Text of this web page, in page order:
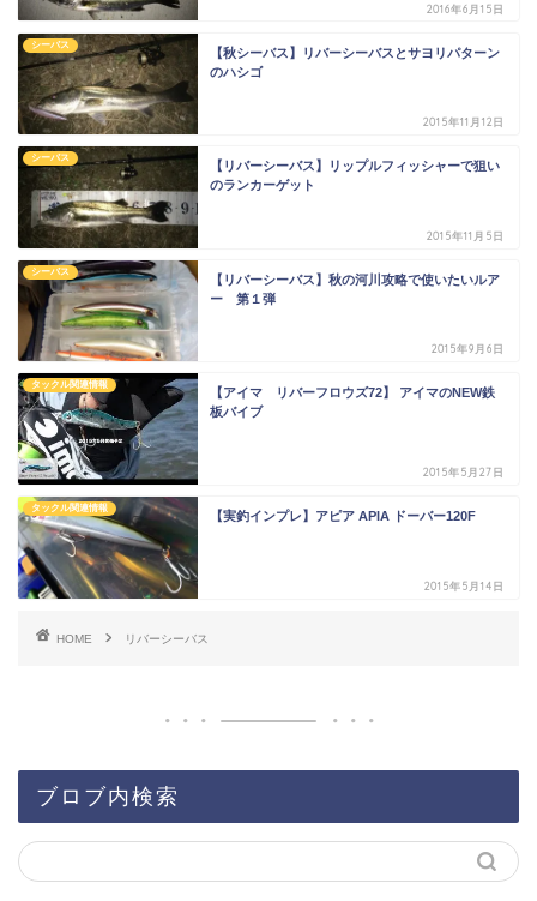
2016年6月15日
シーバス
【秋シーバス】リバーシーバスとサヨリパターン
のハシゴ
2015年11月12日
シーバス
【リバーシーバス】リップルフィッシャーで狙い
のランカーゲット
2015年11月5日
シーバス
【リバーシーバス】秋の河川攻略で使いたいルア
ー 第１弾
2015年9月6日
タックル関連情報
【アイマ リバーフロウズ72】 アイマのNEW鉄
板バイブ
2015年5月27日
タックル関連情報
【実釣インプレ】アピア APIA ドーバー120F
2015年5月14日
HOME リバーシーバス
ブロブ内検索